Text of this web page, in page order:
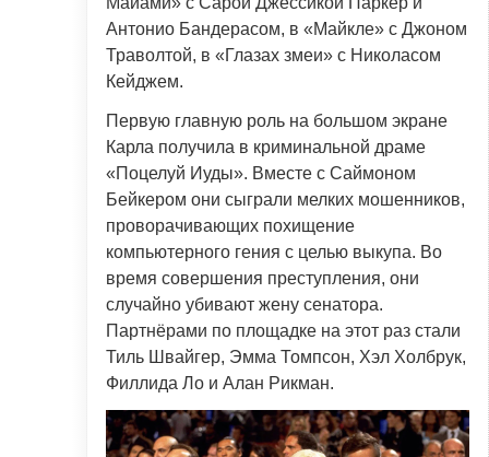
Антонио Бандерасом, в «Майкле» с Джоном
Траволтой, в «Глазах змеи» с Николасом
Кейджем.
Первую главную роль на большом экране
Карла получила в криминальной драме
«Поцелуй Иуды». Вместе с Саймоном
Бейкером они сыграли мелких мошенников,
проворачивающих похищение
компьютерного гения с целью выкупа. Во
время совершения преступления, они
случайно убивают жену сенатора.
Партнёрами по площадке на этот раз стали
Тиль Швайгер, Эмма Томпсон, Хэл Холбрук,
Филлида Ло и Алан Рикман.